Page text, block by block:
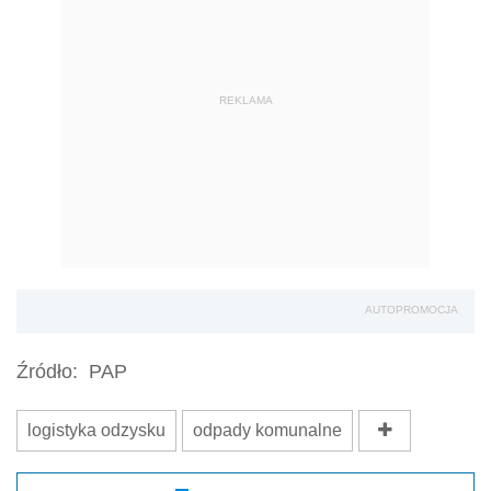
REKLAMA
AUTOPROMOCJA
Źródło: PAP
logistyka odzysku odpady komunalne